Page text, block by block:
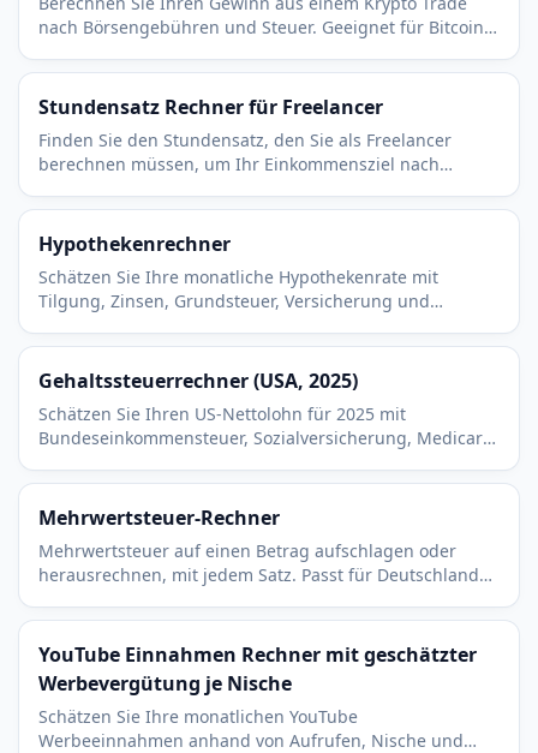
nach Börsengebühren und Steuer. Geeignet für Bitcoin,
Stundensatz Rechner für Freelancer
Finden Sie den Stundensatz, den Sie als Freelancer
berechnen müssen, um Ihr Einkommensziel nach
Hypothekenrechner
Schätzen Sie Ihre monatliche Hypothekenrate mit
Tilgung, Zinsen, Grundsteuer, Versicherung und
Gehaltssteuerrechner (USA, 2025)
Schätzen Sie Ihren US-Nettolohn für 2025 mit
Bundeseinkommensteuer, Sozialversicherung, Medicare,
Mehrwertsteuer-Rechner
Mehrwertsteuer auf einen Betrag aufschlagen oder
herausrechnen, mit jedem Satz. Passt für Deutschland
YouTube Einnahmen Rechner mit geschätzter
Werbevergütung je Nische
Schätzen Sie Ihre monatlichen YouTube
Werbeeinnahmen anhand von Aufrufen, Nische und